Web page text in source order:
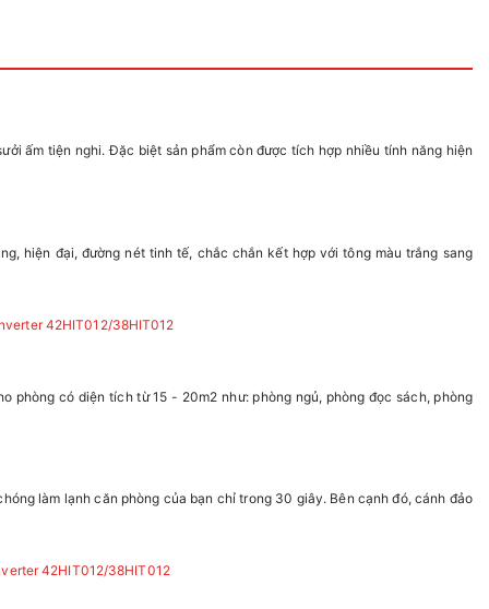
ấm tiện nghi. Đặc biệt sản phẩm còn được tích hợp nhiều tính năng hiện
hiện đại, đường nét tinh tế, chắc chắn kết hợp với tông màu trắng sang
phòng có diện tích từ 15 - 20m2 như: phòng ngủ, phòng đọc sách, phòng
làm lạnh căn phòng của bạn chỉ trong 30 giây. Bên cạnh đó, cánh đảo